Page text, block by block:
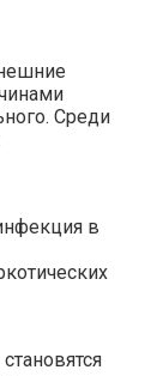
Среди
в